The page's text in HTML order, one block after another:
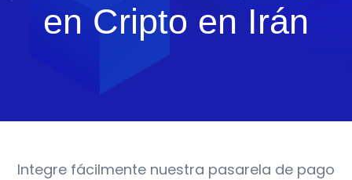
en Cripto en Irán
Integre fácilmente nuestra pasarela de pago